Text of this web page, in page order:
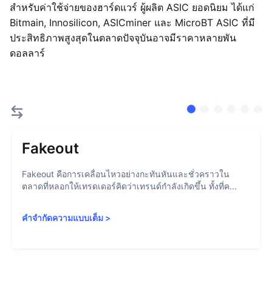
สำหรับค่าใช้จ่ายของฮาร์ดแวร์ ผู้ผลิต ASIC ยอดนิยม ได้แก่
Bitmain, Innosilicon, ASICminer และ MicroBT ASIC ที่มี
ประสิทธิภาพสูงสุดในตลาดปัจจุบันอาจมีราคาหลายพัน
ดอลลาร์
Fakeout
Fakeout คือการเคลื่อนไหวอย่างกะทันหันและชั่วคราวใน
ตลาดที่หลอกให้เทรดเดอร์คิดว่าเทรนด์กำลังเกิดขึ้น ทั้งที่ค...
คำจำกัดความแบบเต็ม >